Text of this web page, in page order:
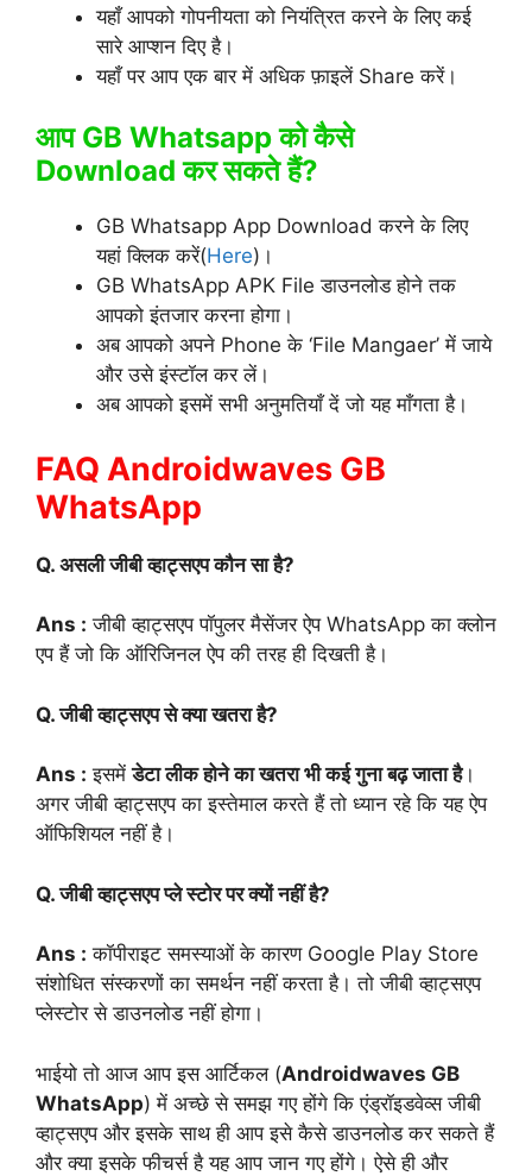
यहाँ आपको गोपनीयता को नियंत्रित करने के लिए कई
सारे आप्शन दिए है।
यहाँ पर आप एक बार में अधिक फ़ाइलें Share करें।
आप GB Whatsapp को कैसे
Download कर सकते हैं?
GB Whatsapp App Download करने के लिए
यहां क्लिक करें(Here)।
GB WhatsApp APK File डाउनलोड होने तक
आपको इंतजार करना होगा।
अब आपको अपने Phone के ‘File Mangaer’ में जाये
और उसे इंस्टॉल कर लें।
अब आपको इसमें सभी अनुमतियाँ दें जो यह माँगता है।
FAQ Androidwaves GB
WhatsApp
Q. असली जीबी व्हाट्सएप कौन सा है?
Ans : जीबी व्हाट्सएप पॉपुलर मैसेंजर ऐप WhatsApp का क्लोन
एप हैं जो कि ऑरिजिनल ऐप की तरह ही दिखती है।
Q. जीबी व्हाट्सएप से क्या खतरा है?
Ans : इसमेंडेटा लीक होने का खतरा भी कई गुना बढ़ जाता है।
अगर जीबी व्हाट्सएप का इस्तेमाल करते हैं तो ध्यान रहे कि यह ऐप
ऑफिशियल नहीं है।
Q. जीबी व्हाट्सएप प्ले स्टोर पर क्यों नहीं है?
Ans : कॉपीराइट समस्याओं के कारण Google Play Store
संशोधित संस्करणों का समर्थन नहीं करता है। तो जीबी व्हाट्सएप
प्लेस्टोर से डाउनलोड नहीं होगा।
भाईयो तो आज आप इस आर्टिकल (Androidwaves GB
WhatsApp) में अच्छे से समझ गए होंगे कि एंड्रॉइडवेव्स जीबी
व्हाट्सएप और इसके साथ ही आप इसे कैसे डाउनलोड कर सकते हैं
और क्या इसके फीचर्स है यह आप जान गए होंगे। ऐसे ही और